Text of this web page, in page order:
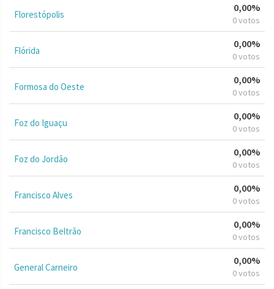
Florestópolis
0,00%
0 votos
Flórida
0,00%
0 votos
Formosa do Oeste
0,00%
0 votos
Foz do Iguaçu
0,00%
0 votos
Foz do Jordão
0,00%
0 votos
Francisco Alves
0,00%
0 votos
Francisco Beltrão
0,00%
0 votos
General Carneiro
0,00%
0 votos